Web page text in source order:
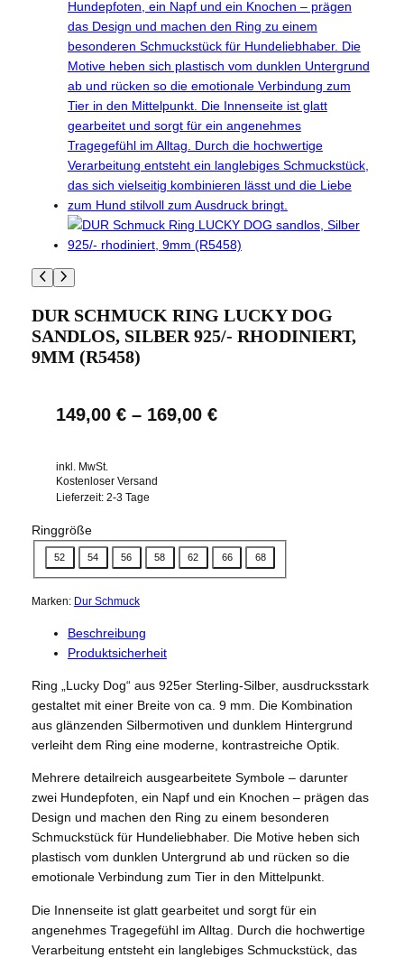
DUR SCHMUCK RING LUCKY DOG
SANDLOS, SILBER 925/- RHODINIERT,
9MM (R5458)
149,00 €– 169,00 €
inkl. MwSt.
Kostenloser Versand
Lieferzeit: 2-3 Tage
Ringgröße
52 54 56 58 62 66 68
Marken: Dur Schmuck
Beschreibung
Produktsicherheit
Ring „Lucky Dog“ aus 925er Sterling-Silber, ausdrucksstark
gestaltet mit einer Breite von ca. 9 mm. Die Kombination
aus glänzenden Silbermotiven und dunklem Hintergrund
verleiht dem Ring eine moderne, kontrastreiche Optik.
Mehrere detailreich ausgearbeitete Symbole – darunter
zwei Hundepfoten, ein Napf und ein Knochen – prägen das
Design und machen den Ring zu einem besonderen
Schmuckstück für Hundeliebhaber. Die Motive heben sich
plastisch vom dunklen Untergrund ab und rücken so die
emotionale Verbindung zum Tier in den Mittelpunkt.
Die Innenseite ist glatt gearbeitet und sorgt für ein
angenehmes Tragegefühl im Alltag. Durch die hochwertige
Verarbeitung entsteht ein langlebiges Schmuckstück, das